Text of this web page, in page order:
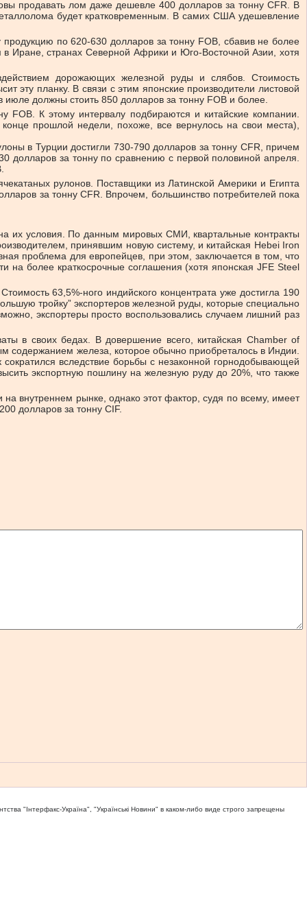
продавать лом даже дешевле 400 долларов за тонну CFR. В
будет кратковременным. В самих США удешевление
по 620-630 долларов за тонну FOB, сбавив не более
Иране, странах Северной Африки и Юго-Восточной Азии, хотя
дорожающих железной руды и слябов. Стоимость
эту планку. В связи с этим японские производители листовой
должны стоить 850 долларов за тонну FOB и более.
FOB. К этому интервалу подбираются и китайские компании.
прошлой недели, похоже, все вернулось на свои места),
в Турции достигли 730-790 долларов за тонну CFR, причем
долларов за тонну по сравнению с первой половиной апреля.
рулонов. Поставщики из Латинской Америки и Египта
за тонну CFR. Впрочем, большинство потребителей пока
их условия. По данным мировых СМИ, квартальные контракты
принявшим новую систему, и китайская Hebei Iron
проблема для европейцев, при этом, заключается в том, что
на более краткосрочные соглашения (хотя японская JFE Steel
63,5%-ного индийского концентрата уже достигла 190
тройку” экспортеров железной руды, которые специально
экспортеры просто воспользовались случаем лишний раз
в своих бедах. В довершение всего, китайская Chamber of
содержанием железа, которое обычно приобреталось в Индии.
вследствие борьбы с незаконной горнодобывающей
экспортную пошлину на железную руду до 20%, что также
внутреннем рынке, однако этот фактор, судя по всему, имеет
долларов за тонну CIF.
"Iнтерфакс-Україна", "Українськi Новини" в каком-либо виде строго запрещены